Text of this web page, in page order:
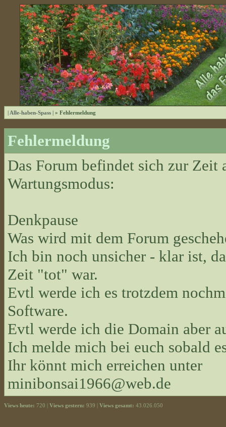
| Alle-haben-Spass | » Fehlermeldung
Fehlermeldung
Das Forum befindet sich zur Zeit
Wartungsmodus:
Denkpause
Was wird mit dem Forum
Ich bin noch unsicher - klar ist,
Zeit "tot" war.
Evtl werde ich es trotzdem
Software.
Evtl werde ich die Domain aber
Ich melde mich bei euch sobald
Ihr könnt mich erreichen unter
minibonsai1966@web.de
Views heute: 720 | Views gestern: 939 | Views gesamt: 43.026.050